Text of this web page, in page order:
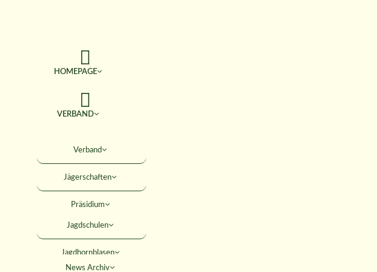
HOMEPAGE
VERBAND
Verband
Jägerschaften
Präsidium
TERMINE
JAGD & NATUR
Jagdschulen
Jagdhornblasen
SERVICE
News Archiv
AKTIVITÄTEN